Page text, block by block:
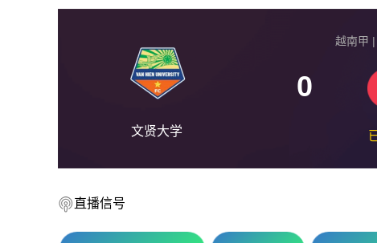
文贤大学
越南甲
0
直播信号